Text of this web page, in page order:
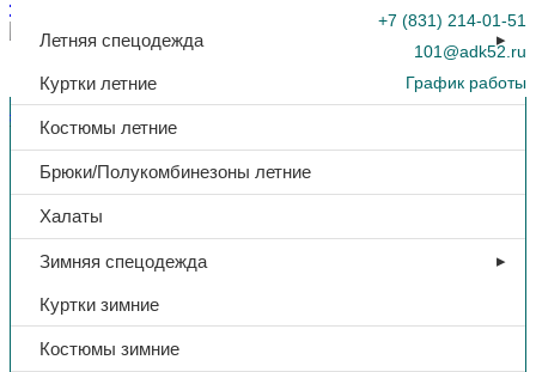
+7 (831) 214-01-51
101@adk52.ru
График работы
0
Летняя спецодежда
Куртки летние
Костюмы летние
Брюки/Полукомбинезоны летние
Халаты
Зимняя спецодежда
Куртки зимние
Костюмы зимние
Главная страница»Каталог»Наколенники Brodeks KM120,
черные